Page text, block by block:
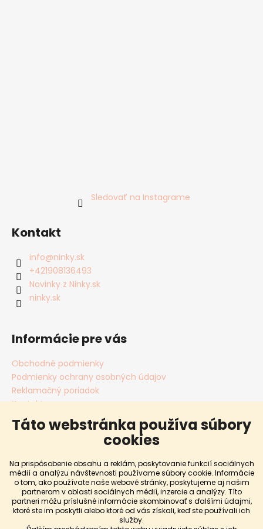
Táto webstránka používa súbory
cookies
Na prispôsobenie obsahu a reklám, poskytovanie funkcií sociálnych
médií a analýzu návštevnosti používame súbory cookie. Informácie
o tom, ako používate naše webové stránky, poskytujeme aj našim
partnerom v oblasti sociálnych médií, inzercie a analýzy. Títo
partneri môžu príslušné informácie skombinovať s ďalšími údajmi,
ktoré ste im poskytli alebo ktoré od vás získali, keď ste používali ich
služby.
POZOR: Pri personalizáciách trvá výroba cca. 5-7
pracovných dni! V prípade, ak produkt potrebujete
Sledovať na Instagrame
Kontakt
info@ninky.sk
+421908136493
Novinky z Ninky.sk
ninky.sk
Informácie pre vás
Obchodné podmienky
Podmienky ochrany osobných údajov
Reklamačný poriadok
Kontakty
Cookies
Blog
Predávané značky
Hodnotenie obchodu
Vrátenie a výmena tovaru
Vytvoril Shoptet